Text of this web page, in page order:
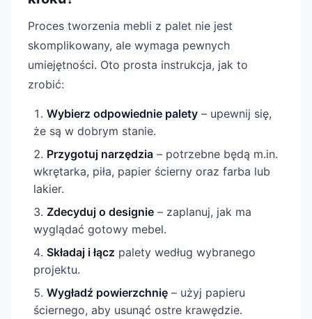
Proces tworzenia mebli z palet nie jest
skomplikowany, ale wymaga pewnych
umiejętności. Oto prosta instrukcja, jak to
zrobić:
Wybierz odpowiednie palety – upewnij się,
że są w dobrym stanie.
Przygotuj narzędzia – potrzebne będą m.in.
wkrętarka, piła, papier ścierny oraz farba lub
lakier.
Zdecyduj o designie – zaplanuj, jak ma
wyglądać gotowy mebel.
Składaj i łącz palety według wybranego
projektu.
Wygładź powierzchnię – użyj papieru
ściernego, aby usunąć ostre krawędzie.